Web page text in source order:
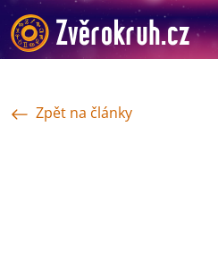
Zpět na články